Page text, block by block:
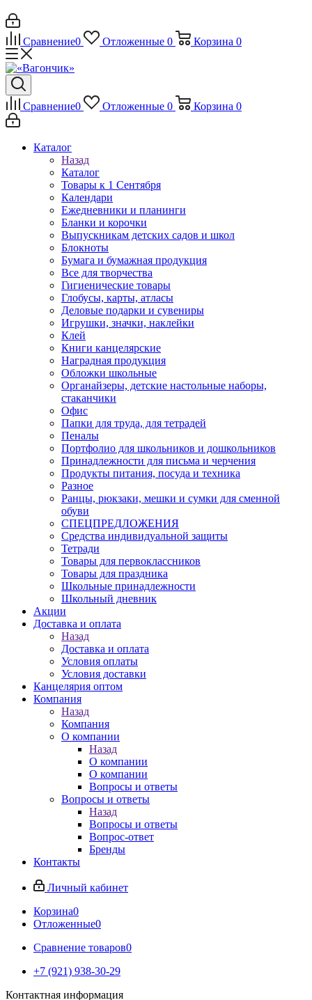
Сравнение0 Отложенные 0 Корзина 0
Сравнение0 Отложенные 0 Корзина 0
Каталог
Назад
Каталог
Товары к 1 Сентября
Календари
Ежедневники и планинги
Бланки и корочки
Выпускникам детских садов и школ
Блокноты
Бумага и бумажная продукция
Все для творчества
Гигиенические товары
Глобусы, карты, атласы
Деловые подарки и сувениры
Игрушки, значки, наклейки
Клей
Книги канцелярские
Наградная продукция
Обложки школьные
Органайзеры, детские настольные наборы,
стаканчики
Офис
Папки для труда, для тетрадей
Пеналы
Портфолио для школьников и дошкольников
Принадлежности для письма и черчения
Продукты питания, посуда и техника
Разное
Ранцы, рюкзаки, мешки и сумки для сменной
обуви
СПЕЦПРЕДЛОЖЕНИЯ
Средства индивидуальной защиты
Тетради
Товары для первоклассников
Товары для праздника
Школьные принадлежности
Школьный дневник
Акции
Доставка и оплата
Назад
Доставка и оплата
Условия оплаты
Условия доставки
Канцелярия оптом
Компания
Назад
Компания
О компании
Назад
О компании
О компании
Вопросы и ответы
Вопросы и ответы
Назад
Вопросы и ответы
Вопрос-ответ
Бренды
Контакты
Личный кабинет
Корзина0
Отложенные0
Сравнение товаров0
+7 (921) 938-30-29
Контактная информация